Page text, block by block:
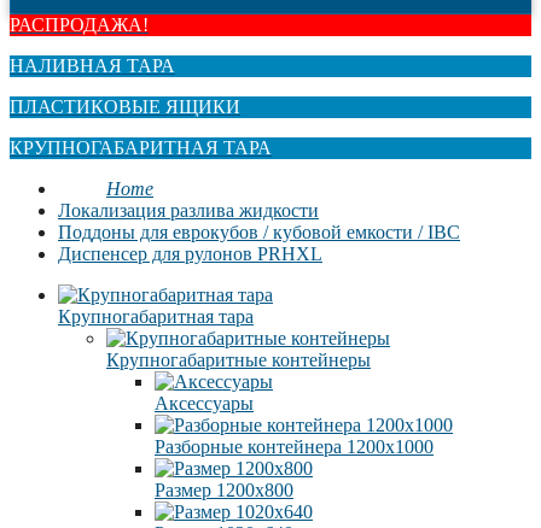
РАСПРОДАЖА!
НАЛИВНАЯ ТАРА
ПЛАСТИКОВЫЕ ЯЩИКИ
КРУПНОГАБАРИТНАЯ ТАРА
Home
Локализация разлива жидкости
Поддоны для еврокубов / кубовой емкости / IBC
Диспенсер для рулонов PRHXL
Крупногабаритная тара
Крупногабаритные контейнеры
Аксессуары
Разборные контейнера 1200х1000
Размер 1200х800